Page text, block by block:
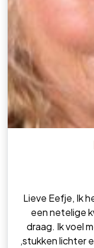
Lieve Eefje, Ik
een netelige
draag. Ik voel
,stukken lichter